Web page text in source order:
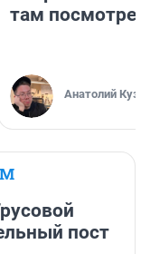
там
Анатолий
пост